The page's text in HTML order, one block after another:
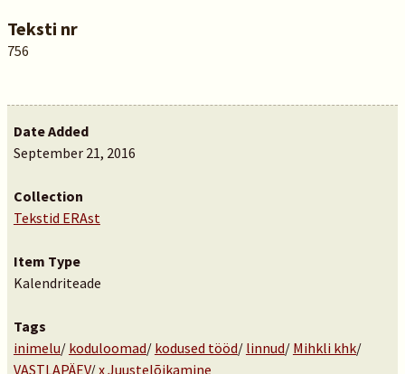
Teksti nr
756
Date Added
September 21, 2016
Collection
Tekstid ERAst
Item Type
Kalendriteade
Tags
inimelu/ koduloomad/ kodused tööd/ linnud/ Mihkli khk/
VASTLAPÄEV/x Juustelõikamine